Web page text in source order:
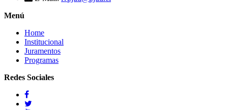
Menú
Home
Institucional
Juramentos
Programas
Redes Sociales